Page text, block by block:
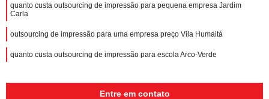
quanto custa outsourcing de impressão para pequena empresa Jardim
Carla
outsourcing de impressão para uma empresa preço Vila Humaitá
quanto custa outsourcing de impressão para escola Arco-Verde
Entre em contato